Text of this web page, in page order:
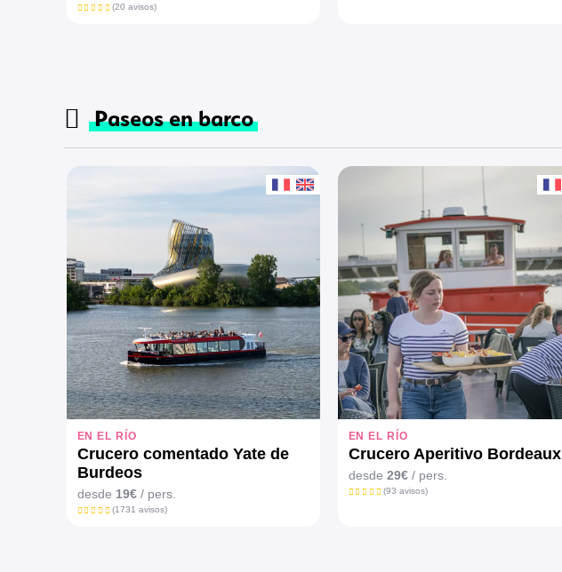
(20 avisos)
Paseos en barco
EN EL RÍO
Crucero comentado Yate de
Burdeos
desde 19€/ pers.
(1731 avisos)
EN EL RÍO
Crucero Aperitivo Bordeaux
desde 29€/ pers.
(93 avisos)